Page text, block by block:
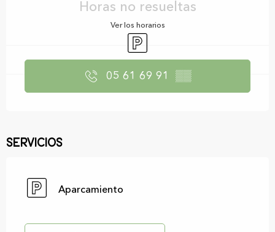
Horas no resueltas
Ver los horarios
Aparcamiento
05 61 69 91 ▒▒
Servicios
Aparcamiento